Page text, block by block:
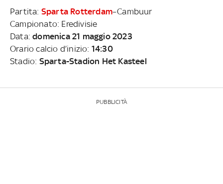
Partita: Sparta Rotterdam–Cambuur
Campionato: Eredivisie
Data:domenica 21 maggio 2023
Orario calcio d’inizio: 14:30
Stadio: Sparta-Stadion Het Kasteel
PUBBLICITÀ